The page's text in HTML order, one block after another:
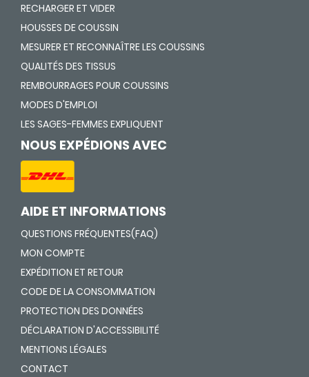
RECHARGER ET VIDER
HOUSSES DE COUSSIN
MESURER ET RECONNAÎTRE LES COUSSINS
QUALITÉS DES TISSUS
REMBOURRAGES POUR COUSSINS
MODES D'EMPLOI
LES SAGES-FEMMES EXPLIQUENT
NOUS EXPÉDIONS AVEC
AIDE ET INFORMATIONS
QUESTIONS FRÉQUENTES(FAQ)
MON COMPTE
EXPÉDITION ET RETOUR
CODE DE LA CONSOMMATION
PROTECTION DES DONNÉES
DÉCLARATION D'ACCESSIBILITÉ
MENTIONS LÉGALES
CONTACT